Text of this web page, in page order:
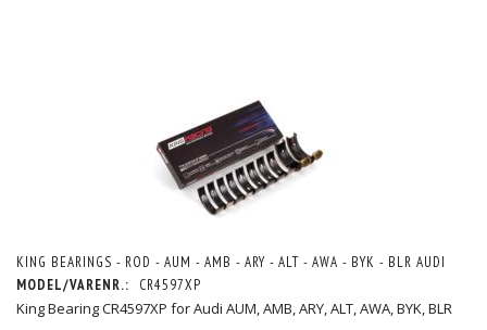
KING BEARINGS - ROD - AUM - AMB - ARY - ALT - AWA - BYK - BLR AUDI
MODEL/VARENR.:
CR4597XP
King Bearing CR4597XP for Audi AUM, AMB, ARY, ALT, AWA, BYK, BLR